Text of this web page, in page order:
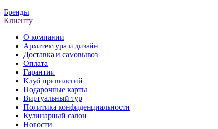
Бренды
Клиенту
О компании
Архитектура и дизайн
Доставка и самовывоз
Оплата
Гарантии
Клуб привилегий
Подарочные карты
Виртуальный тур
Политика конфиденциальности
Кулинарный салон
Новости